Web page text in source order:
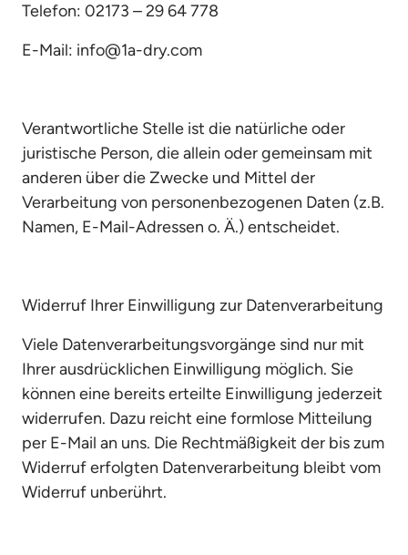
Telefon: 02173 – 29 64 778
E-Mail: info@1a-dry.com
Verantwortliche Stelle ist die natürliche oder
juristische Person, die allein oder gemeinsam mit
anderen über die Zwecke und Mittel der
Verarbeitung von personenbezogenen Daten (z.B.
Namen, E-Mail-Adressen o. Ä.) entscheidet.
Widerruf Ihrer Einwilligung zur Datenverarbeitung
Viele Datenverarbeitungsvorgänge sind nur mit
Ihrer ausdrücklichen Einwilligung möglich. Sie
können eine bereits erteilte Einwilligung jederzeit
widerrufen. Dazu reicht eine formlose Mitteilung
per E-Mail an uns. Die Rechtmäßigkeit der bis zum
Widerruf erfolgten Datenverarbeitung bleibt vom
Widerruf unberührt.